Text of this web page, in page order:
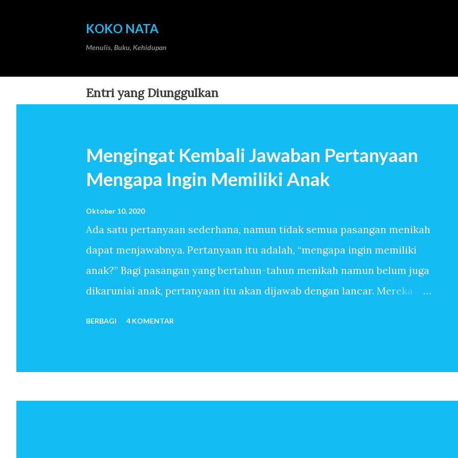
KOKO NATA
Menulis, Buku, Kehidupan
Entri yang Diunggulkan
Mengingat Kembali Jawaban Pertanyaan
Mengapa Ingin Memiliki Anak
Oktober 10, 2020
Ada satu pertanyaan sederhana, namun tidak semua pasangan menikah
dapat menjawabnya. Pertanyaan itu adalah, “mengapa ingin memiliki
anak?” Bagi pasangan yang bertahun-tahun menikah namun belum juga
dikaruniai anak, pertanyaan itu akan dijawab dengan lancar. Mereka
oleh-Nya, pertanyaan mengapa ingin memiliki anak, bisa jadi terbersit
BERBAGI 4 KOMENTAR